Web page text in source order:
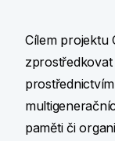
Cílem projektu
paměti či